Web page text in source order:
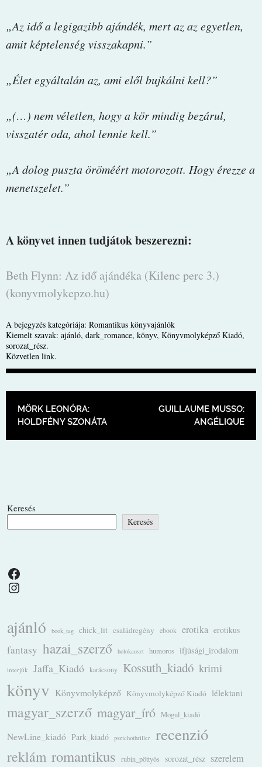
„Az idő a legigazibb ajándék, mert az az egyetlen,
amit képtelenség visszakapni.”
„Élet egyáltalán az, ami elől bujkálni kell?”
„(…) nem véletlen, hogy a kör mindig bezárul,
visszatér oda, ahol lennie kell.”
„A dolog puszta öröméért motorozott. Hogy érezze a
menetszelet.”
A könyvet innen tudjátok beszerezni:
Beth Flynn: Az idő ajándéka (Kilenc perc 3.)
(konyvmolykepzo.hu)
A bejegyzés kategóriája: Romantikus könyvajánlók
Kiemelt szavak: ajánló, dark_romance, könyv, Könyvmolyképző Kiadó,
sorozat_rész.
Közvetlen link.
BEJEGYZÉS NAVIGÁCIÓ
MÖRK LEONÓRA:
HOLDFÉNY SZONÁTA
GUILLAUME MUSSO:
ANGÉLIQUE
Keresés
Keresés
Facebook
Instagram
ajánló book_tag chick_lit családregény ebook erotika erotikus
fantasy hazai_szerző holokauszt humoros ifjúsági_irodalom
interjúk Jaffa_Kiadó karácsony Kossuth_kiadó krimi
könyv Könyvmolyképző Könyvmolyképző Kiadó lélektani
magyar_szerző magyar_író Mogul_kiadó
NewLine_kiadó Park_kiadó pszichothriller recenzió
reklám romantikus rubin_pöttyös sorozat_rész szerelem